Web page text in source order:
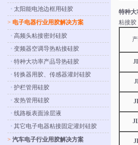
• 太阳能电池边框用硅胶
> 电子电器行业用胶解决方案
• 高频头粘接密封硅胶
• 变频器空调导热粘接硅胶
• 特种大功率产品导热硅胶
• 转换器用胶、传感器灌封硅胶
• 护栏管用硅胶
• 发热管用硅胶
• 线路板表面涂层液
• 其它电子电器粘接固定灌封硅胶
> 汽车电子行业用胶解决方案
特种大
粘接胶